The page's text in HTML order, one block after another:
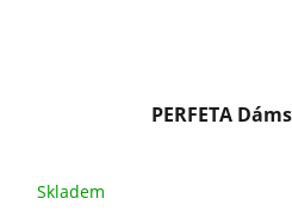
PERFETA
Skladem